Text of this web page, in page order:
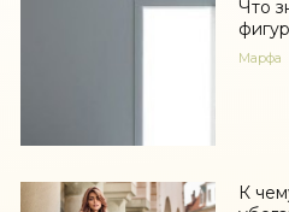
Что
Марфа
К